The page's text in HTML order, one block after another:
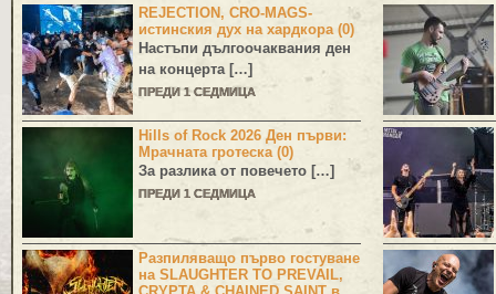
REJECTION, CRO-MAGS-
истинския дух на хардкора (0)
Настъпи дългоочаквания ден
на концерта […]
ПРЕДИ 1 СЕДМИЦА
Hills of Rock 2026 Ден първи:
Мрачната гротеска (0)
За разлика от повечето […]
ПРЕДИ 1 СЕДМИЦА
Разпиляващо първо гостуване
на SLAUGHTER TO PREVAIL,